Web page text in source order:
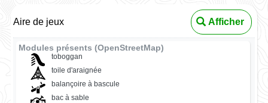
Aire de jeux Afficher
Modules présents (OpenStreetMap)
toboggan
toile d'araignée
balançoire à bascule
bac à sable